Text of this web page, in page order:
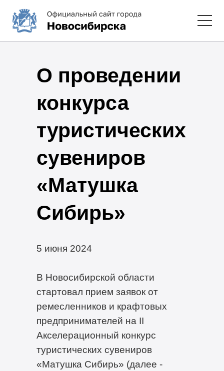
О проведении
конкурса
туристических
сувениров
«Матушка
Сибирь»
5 июня 2024
В Новосибирской области
стартовал прием заявок от
ремесленников и крафтовых
предпринимателей на II
Акселерационный конкурс
туристических сувениров
«Матушка Сибирь» (далее -